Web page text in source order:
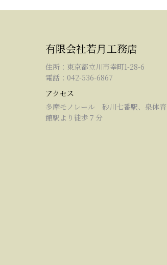
有限会社若月工務店
住所：東京都立川市幸町1-28-6
電話：042-536-6867
アクセス
多摩モノレール 砂川七番駅、泉体育
館駅より徒歩７分